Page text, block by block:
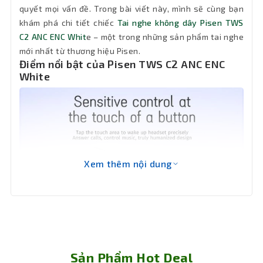
chính hãng tăng bảo hành lên 18 tháng)
quyết mọi vấn đề. Trong bài viết này, mình sẽ cùng bạn
khám phá chi tiết chiếc Tai nghe không dây Pisen TWS
C2 ANC ENC White – một trong những sản phẩm tai nghe
mới nhất từ thương hiệu Pisen.
Điểm nổi bật của Pisen TWS C2 ANC ENC
White
Xem thêm nội dung
Sản Phẩm Hot Deal